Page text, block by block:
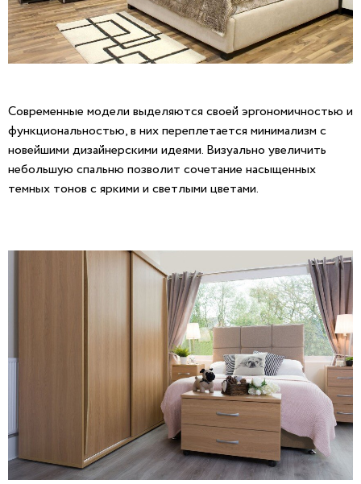
Современные модели выделяются своей эргономичностью и
функциональностью, в них переплетается минимализм с
новейшими дизайнерскими идеями. Визуально увеличить
небольшую спальню позволит сочетание насыщенных
темных тонов с яркими и светлыми цветами.